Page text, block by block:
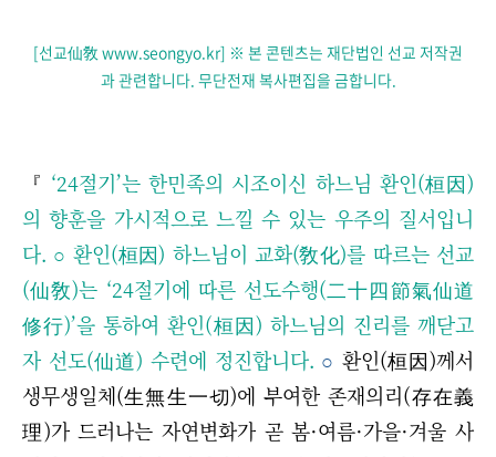
[선교仙敎 www.seongyo.kr] ※ 본 콘텐츠는 재단법인 선교 저작권
과 관련합니다. 무단전재 복사편집을 금합니다.
『 ‘24절기’는 한민족의 시조이신 하느님 환인(桓因)
의 향훈을 가시적으로 느낄 수 있는 우주의 질서입니
다. ○ 환인(桓因) 하느님이 교화(敎化)를 따르는 선교
(仙敎)는 ‘24절기에 따른 선도수행(二十四節氣仙道
修行)’을 통하여 환인(桓因) 하느님의 진리를 깨닫고
자 선도(仙道) 수련에 정진합니다. ○ 환인(桓因)께서
생무생일체(生無生一切)에 부여한 존재의리(存在義
理)가 드러나는 자연변화가 곧 봄·여름·가을·겨울 사